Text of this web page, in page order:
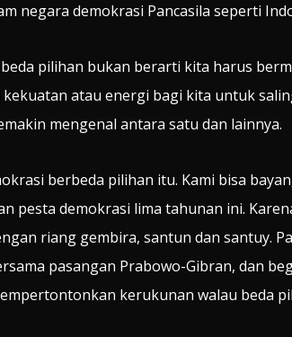
negara demokrasi Pancasila seperti
pilihan bukan berarti kita harus
atau energi bagi kita untuk
mengenal antara satu dan lainnya.
berbeda pilihan itu. Kami bisa
pesta demokrasi lima tahunan ini.
riang gembira, santun dan santuy.
pasangan Prabowo-Gibran, dan
kerukunan walau beda